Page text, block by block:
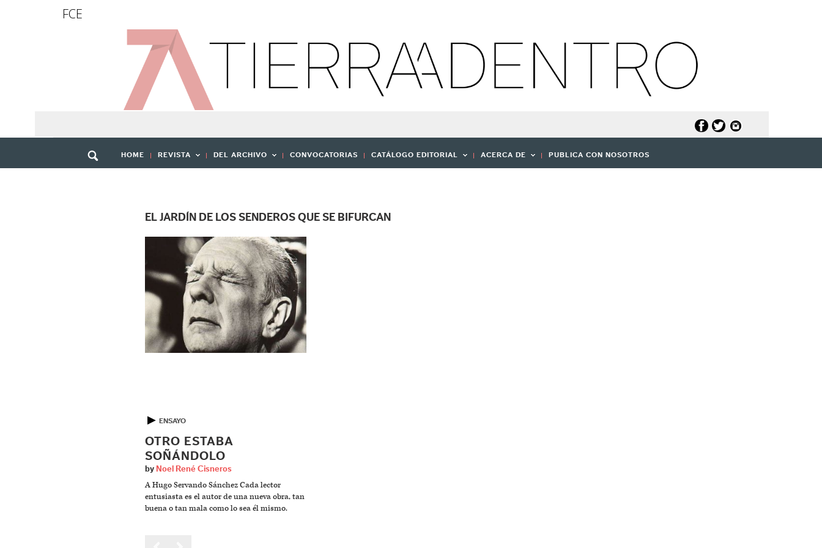
FCE
HOME REVISTA DEL ARCHIVO CONVOCATORIAS CATÁLOGO EDITORIAL ACERCA DE PUBLICA CON NOSOTROS
EL JARDÍN DE LOS SENDEROS QUE SE BIFURCAN
▶ ENSAYO
OTRO ESTABA
SOÑÁNDOLO
by Noel René Cisneros
A Hugo Servando Sánchez Cada lector
entusiasta es el autor de una nueva obra, tan
buena o tan mala como lo sea él mismo.